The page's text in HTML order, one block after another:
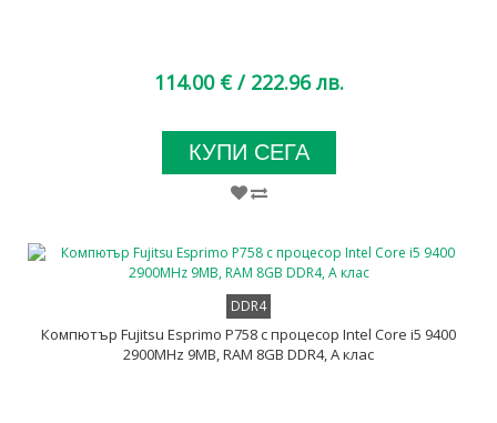
114.00 € / 222.96 лв.
КУПИ СЕГА
DDR4
Компютър Fujitsu Esprimo P758 с процесор Intel Core i5 9400
2900MHz 9MB, RAM 8GB DDR4, A клас